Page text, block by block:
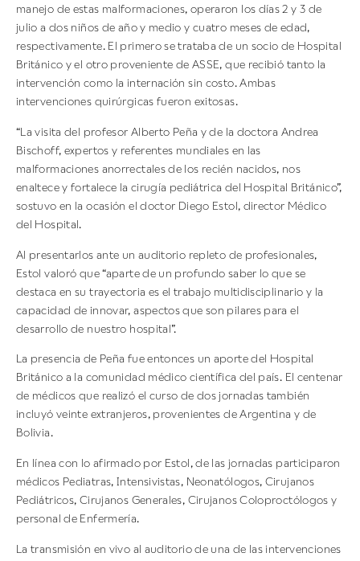
manejo de estas malformaciones, operaron los días 2 y 3 de
julio a dos niños de año y medio y cuatro meses de edad,
respectivamente. El primero se trataba de un socio de Hospital
Británico y el otro proveniente de ASSE, que recibió tanto la
intervención como la internación sin costo. Ambas
intervenciones quirúrgicas fueron exitosas.
“La visita del profesor Alberto Peña y de la doctora Andrea
Bischoff, expertos y referentes mundiales en las
malformaciones anorrectales de los recién nacidos, nos
enaltece y fortalece la cirugía pediátrica del Hospital Británico”,
sostuvo en la ocasión el doctor Diego Estol, director Médico
del Hospital.
Al presentarlos ante un auditorio repleto de profesionales,
Estol valoró que “aparte de un profundo saber lo que se
destaca en su trayectoria es el trabajo multidisciplinario y la
capacidad de innovar, aspectos que son pilares para el
desarrollo de nuestro hospital”.
La presencia de Peña fue entonces un aporte del Hospital
Británico a la comunidad médico científica del país. El centenar
de médicos que realizó el curso de dos jornadas también
incluyó veinte extranjeros, provenientes de Argentina y de
Bolivia.
En línea con lo afirmado por Estol, de las jornadas participaron
médicos Pediatras, Intensivistas, Neonatólogos, Cirujanos
Pediátricos, Cirujanos Generales, Cirujanos Coloproctólogos y
personal de Enfermería.
La transmisión en vivo al auditorio de una de las intervenciones